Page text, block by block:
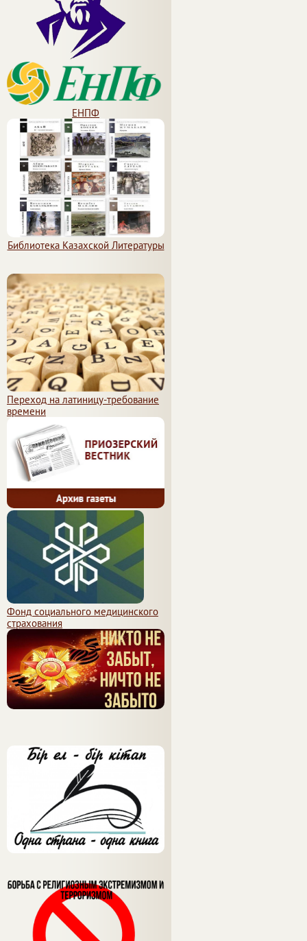
ЕНПФ
Библиотека Казахской Литературы
Переход на латиницу-требование
времени
Фонд социального медицинского
страхования